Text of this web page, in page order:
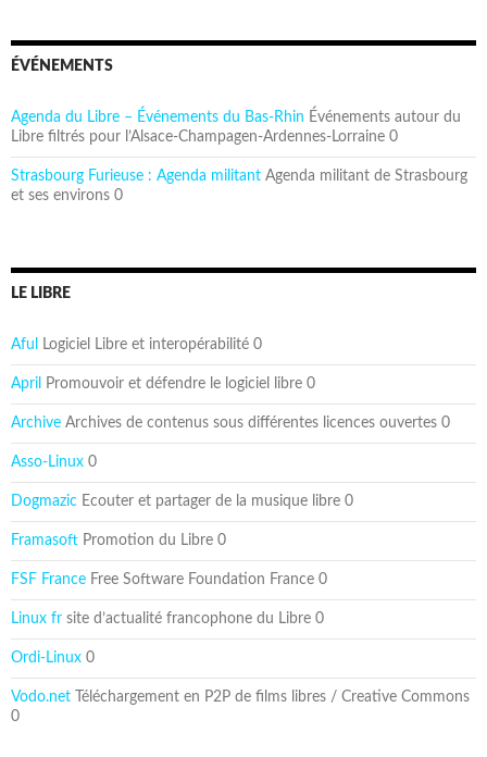
ÉVÉNEMENTS
Agenda du Libre – Événements du Bas-Rhin Événements autour du
Libre filtrés pour l’Alsace-Champagen-Ardennes-Lorraine 0
Strasbourg Furieuse : Agenda militant Agenda militant de Strasbourg
et ses environs 0
LE LIBRE
Aful Logiciel Libre et interopérabilité 0
April Promouvoir et défendre le logiciel libre 0
Archive Archives de contenus sous différentes licences ouvertes 0
Asso-Linux 0
Dogmazic Ecouter et partager de la musique libre 0
Framasoft Promotion du Libre 0
FSF France Free Software Foundation France 0
Linux fr site d’actualité francophone du Libre 0
Ordi-Linux 0
Vodo.net Téléchargement en P2P de films libres / Creative Commons
0